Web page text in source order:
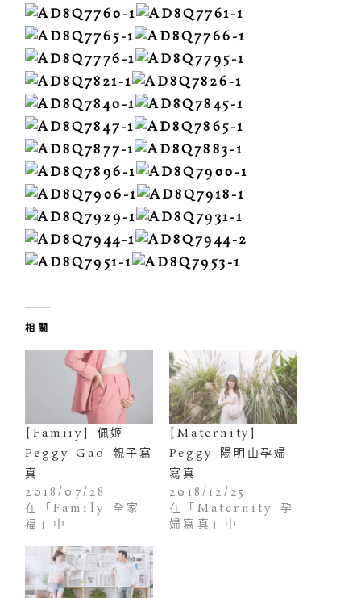
相關
[Famiiy] 佩姬
Peggy Gao 親子寫
真
2018/07/28
在「Family 全家
福」中
[Maternity]
Peggy 陽明山孕婦
寫真
2018/12/25
在「Maternity 孕
婦寫真」中